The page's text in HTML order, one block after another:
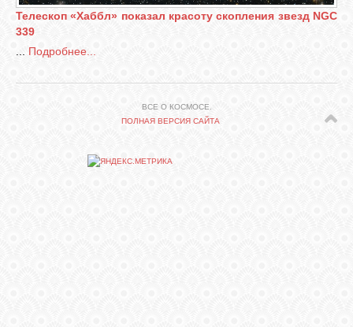
СВЯЗЬ
Телескоп «Хаббл» показал красоту скопления звезд NGC
339
Подробнее...
ВСЕ О КОСМОСЕ.
ПОЛНАЯ ВЕРСИЯ САЙТА